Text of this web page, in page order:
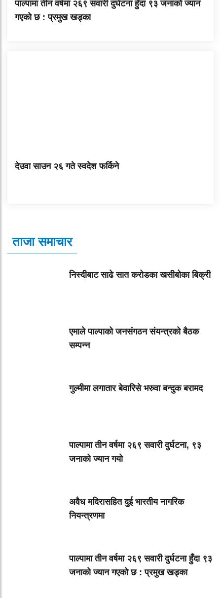
पाल्पामा तीन वर्षमा २६९ सवारी दुर्घटना हुँदा ९३ जनाको ज्यान
गएको छ : प्रमुख खड्का
देउवा साउन २६ गते स्वदेश फर्किने
ताजा समाचार
निस्दीबाट साढे सात करोडका खसीबोका बिक्री
एमाले पाल्पाको जनसंगठन संयन्त्रको बैठक
सम्पन्न
गुल्मीमा लगातार बेवारिसे भरुवा बन्दुक बरामद
पाल्पामा तीन वर्षमा २६९ सवारी दुर्घटना, ९३
जनाको ज्यान गयाे
अवैध मदिरासहित दुई भारतीय नागरिक
नियन्त्रणमा
पाल्पामा तीन वर्षमा २६९ सवारी दुर्घटना हुँदा ९३
जनाको ज्यान गएको छ : प्रमुख खड्का